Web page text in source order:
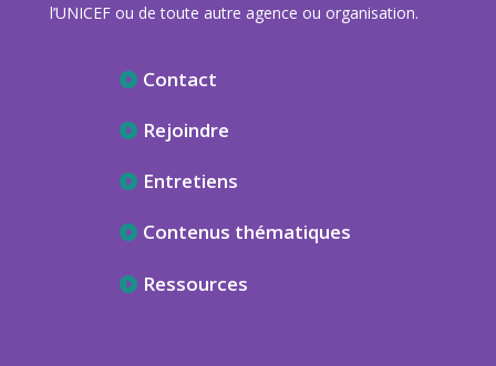
l’UNICEF ou de toute autre agence ou organisation.
Contact
Rejoindre
Entretiens
Contenus thématiques
Ressources